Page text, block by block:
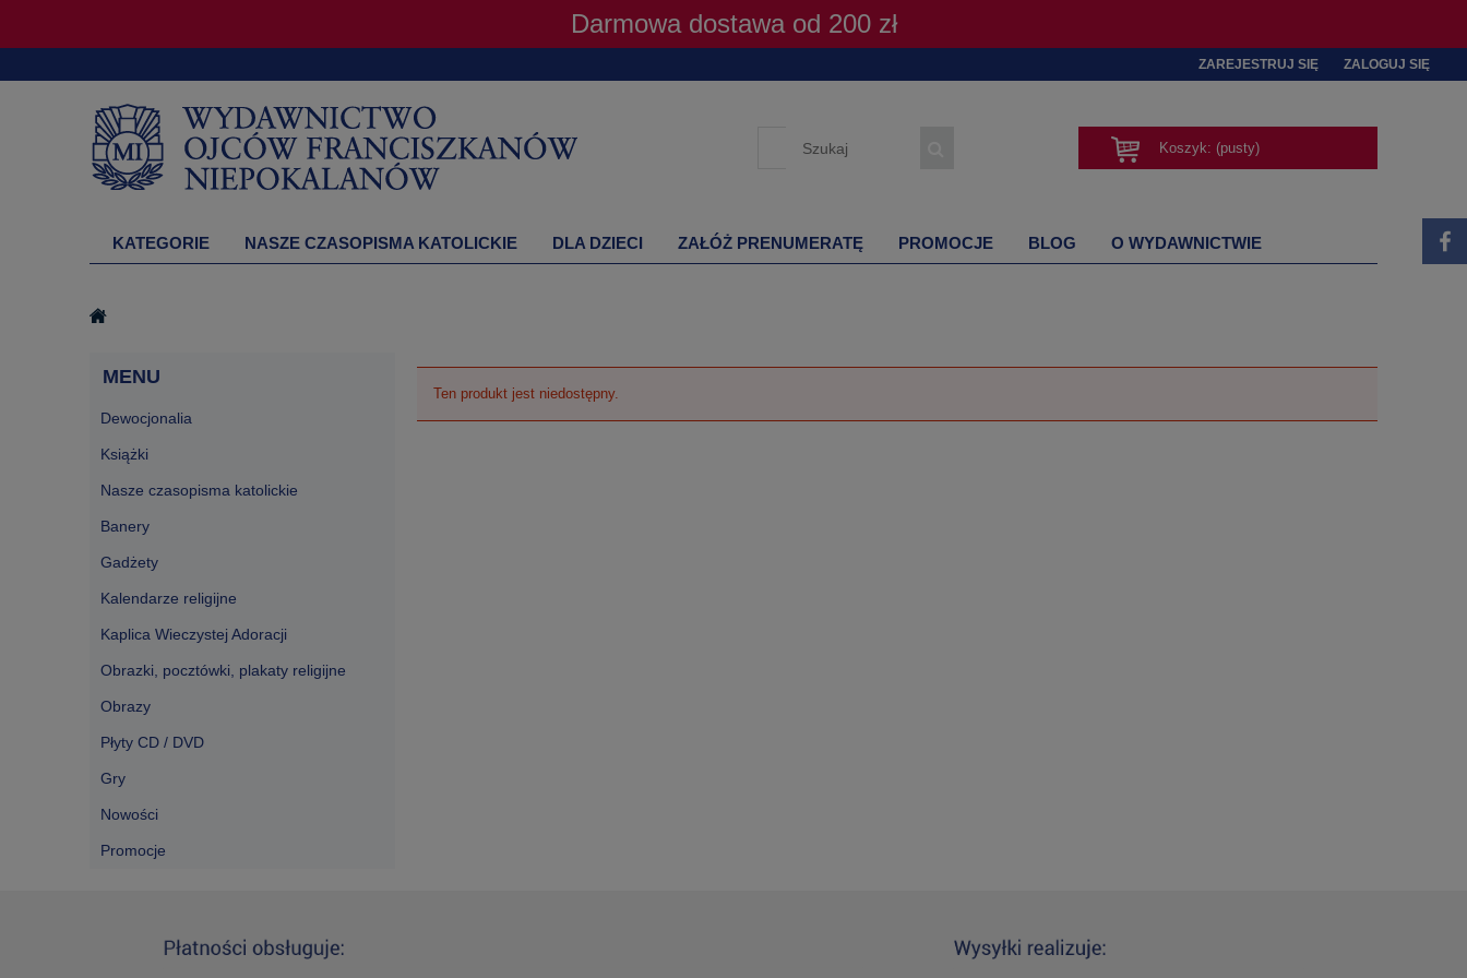
Darmowa dostawa od 200 zł
ZAREJESTRUJ SIĘ ZALOGUJ SIĘ
Koszyk: (pusty)
KATEGORIE NASZE CZASOPISMA KATOLICKIE DLA DZIECI ZAŁÓŻ PRENUMERATĘ PROMOCJE BLOG O WYDAWNICTWIE
MENU
Dewocjonalia
Książki
Nasze czasopisma katolickie
Banery
Gadżety
Kalendarze religijne
Kaplica Wieczystej Adoracji
Obrazki, pocztówki, plakaty religijne
Obrazy
Płyty CD / DVD
Gry
Nowości
Promocje
Ten produkt jest niedostępny.